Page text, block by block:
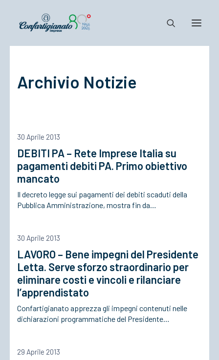
Confartigianato
Cosa Facciamo
Associarsi
ACCEDI
Archivio Notizie
30 Aprile 2013
DEBITI PA – Rete Imprese Italia su
pagamenti debiti PA. Primo obiettivo
mancato
Il decreto legge sui pagamenti dei debiti scaduti della
Pubblica Amministrazione, mostra fin da…
30 Aprile 2013
LAVORO – Bene impegni del Presidente
Letta. Serve sforzo straordinario per
eliminare costi e vincoli e rilanciare
l’apprendistato
Confartigianato apprezza gli impegni contenuti nelle
dichiarazioni programmatiche del Presidente…
29 Aprile 2013